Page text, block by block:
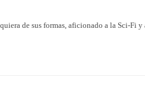
de sus formas, aficionado a la Sci-Fi y